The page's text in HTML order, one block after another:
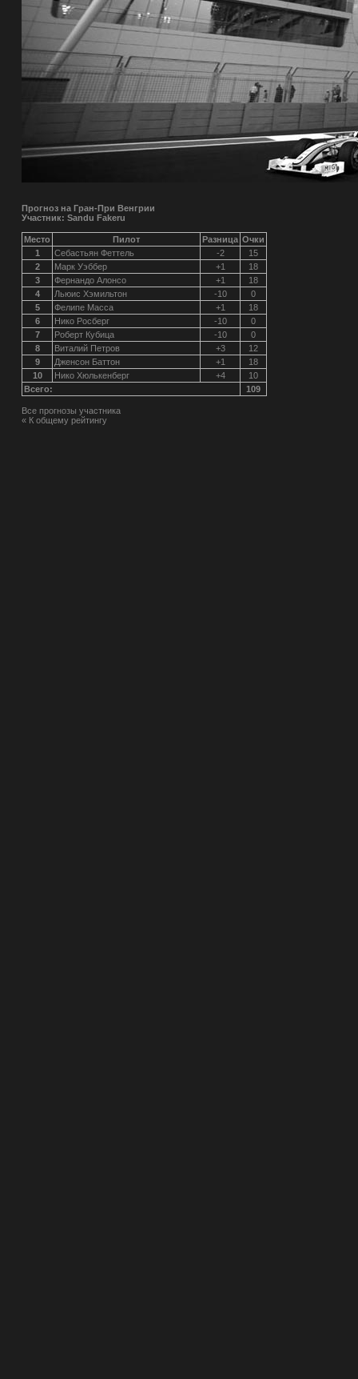
Прогноз на Гран-При Венгрии
Участник: Sandu Fakeru
Место Пилот Разница Очки
1
Себастьян Феттель -2
15
2
Марк Уэббер +1
18
3
Фернандо Алонсо +1
18
4
Льюис Хэмильтон -10
0
5
Фелипе Масса +1
18
6
Нико Росберг -10
0
7
Роберт Кубица -10
0
8
Виталий Петров +3
12
9
Дженсон Баттон +1
18
10
Нико Хюлькенберг +4
10
Всего:
109
Все прогнозы участника
« К общему рейтингу